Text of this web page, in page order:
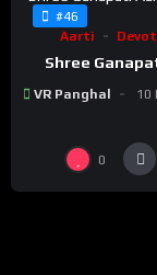
#46
Aarti
Shree
VR Panghal 10
0